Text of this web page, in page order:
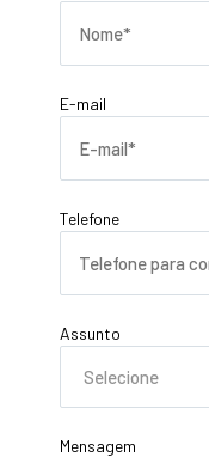
E-mail
Telefone
Assunto
Mensagem